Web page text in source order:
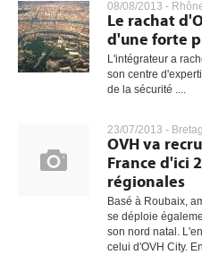
08/08/2013 -
Le rachat
d'une forte
L'intégrateur a
son centre
de la sécurité ....
23/07/2013 -
OVH va
France d'ici
régionales
Basé à Roubaix,
se déploie
son nord natal.
celui d'OVH City.